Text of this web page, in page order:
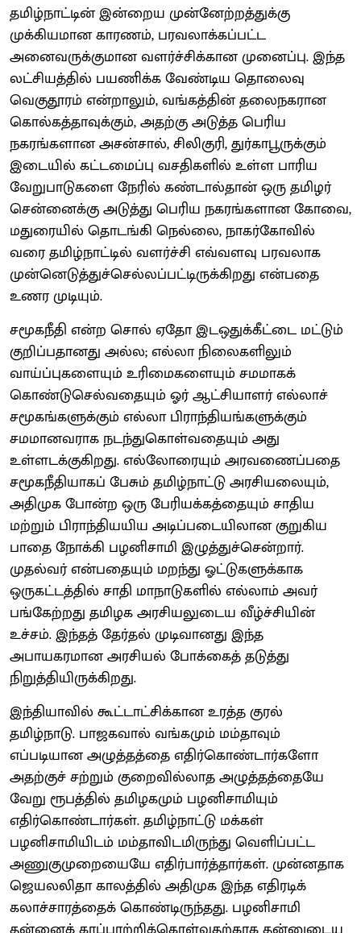
தமிழ்நாட்டின் இன்றைய முன்னேற்றத்துக்கு
முக்கியமான காரணம், பரவலாக்கப்பட்ட
அனைவருக்குமான வளர்ச்சிக்கான முனைப்பு. இந்த
லட்சியத்தில் பயணிக்க வேண்டிய தொலைவு
வெகுதூரம் என்றாலும், வங்கத்தின் தலைநகரான
கொல்கத்தாவுக்கும், அதற்கு அடுத்த பெரிய
நகரங்களான அசன்சால், சிலிகுரி, துர்காபூருக்கும்
இடையில் கட்டமைப்பு வசதிகளில் உள்ள பாரிய
வேறுபாடுகளை நேரில் கண்டால்தான் ஒரு தமிழர்
சென்னைக்கு அடுத்து பெரிய நகரங்களான கோவை,
மதுரையில் தொடங்கி நெல்லை, நாகர்கோவில்
வரை தமிழ்நாட்டில் வளர்ச்சி எவ்வளவு பரவலாக
முன்னெடுத்துச்செல்லப்பட்டிருக்கிறது என்பதை
உணர முடியும்.
சமூகநீதி என்ற சொல் ஏதோ இடஒதுக்கீட்டை மட்டும்
குறிப்பதானது அல்ல; எல்லா நிலைகளிலும்
வாய்ப்புகளையும் உரிமைகளையும் சமமாகக்
கொண்டுசெல்வதையும் ஓர் ஆட்சியாளர் எல்லாச்
சமூகங்களுக்கும் எல்லா பிராந்தியங்களுக்கும்
சமமானவராக நடந்துகொள்வதையும் அது
உள்ளடக்குகிறது. எல்லோரையும் அரவணைப்பதை
சமூகநீதியாகப் பேசும் தமிழ்நாட்டு அரசியலையும்,
அதிமுக போன்ற ஒரு பேரியக்கத்தையும் சாதிய
மற்றும் பிராந்தியயிய அடிப்படையிலான குறுகிய
பாதை நோக்கி பழனிசாமி இழுத்துச்சென்றார்.
முதல்வர் என்பதையும் மறந்து ஓட்டுகளுக்காக
ஒருகட்டத்தில் சாதி மாநாடுகளில் எல்லாம் அவர்
பங்கேற்றது தமிழக அரசியலுடைய வீழ்ச்சியின்
உச்சம். இந்தத் தேர்தல் முடிவானது இந்த
அபாயகரமான அரசியல் போக்கைத் தடுத்து
நிறுத்தியிருக்கிறது.
இந்தியாவில் கூட்டாட்சிக்கான உரத்த குரல்
தமிழ்நாடு. பாஜகவால் வங்கமும் மம்தாவும்
எப்படியான அழுத்தத்தை எதிர்கொண்டார்களோ
அதற்குச் சற்றும் குறைவில்லாத அழுத்தத்தையே
வேறு ரூபத்தில் தமிழகமும் பழனிசாமியும்
எதிர்கொண்டார்கள். தமிழ்நாட்டு மக்கள்
பழனிசாமியிடம் மம்தாவிடமிருந்து வெளிப்பட்ட
அணுகுமுறையையே எதிர்பார்த்தார்கள். முன்னதாக
ஜெயலலிதா காலத்தில் அதிமுக இந்த எதிரடிக்
கலாச்சாரத்தைக் கொண்டிருந்தது. பழனிசாமி